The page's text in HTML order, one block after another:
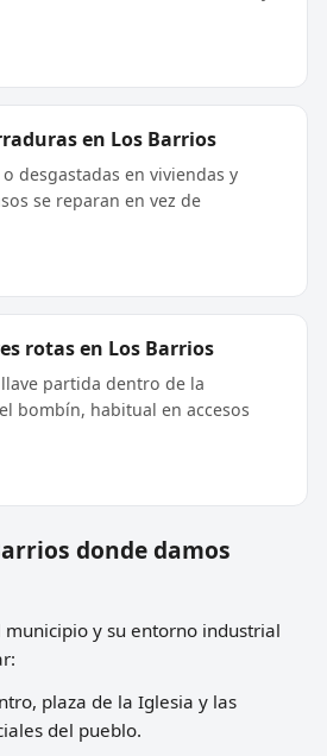
en Los Barrios
desgastadas en viviendas y
se reparan en vez de
rotas en Los Barrios
partida dentro de la
bombín, habitual en accesos
donde damos
y su entorno industrial
plaza de la Iglesia y las
del pueblo.